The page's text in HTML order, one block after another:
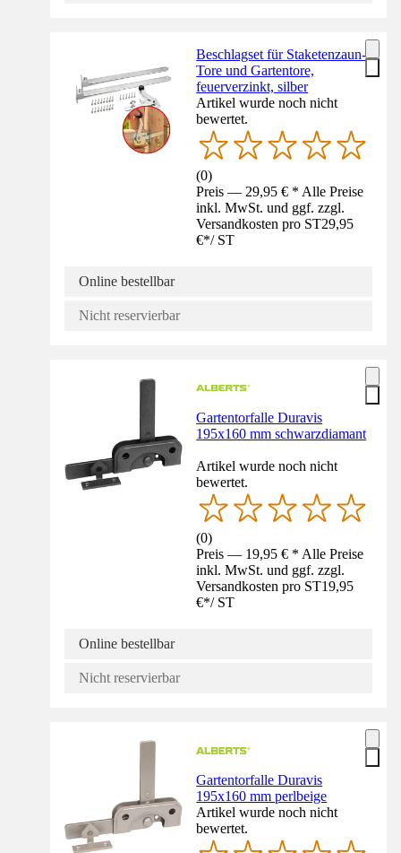
Beschlagset für Staketenzaun-
Tore und Gartentore,
feuerverzinkt, silber
Artikel wurde noch nicht
bewertet.
(0)
Preis — 29,95 € * Alle Preise
inkl. MwSt. und ggf. zzgl.
Versandkosten pro ST29,95
€*/ ST
Online bestellbar
Nicht reservierbar
Gartentorfalle Duravis
195x160 mm schwarzdiamant
Artikel wurde noch nicht
bewertet.
(0)
Preis — 19,95 € * Alle Preise
inkl. MwSt. und ggf. zzgl.
Versandkosten pro ST19,95
€*/ ST
Online bestellbar
Nicht reservierbar
Gartentorfalle Duravis
195x160 mm perlbeige
Artikel wurde noch nicht
bewertet.